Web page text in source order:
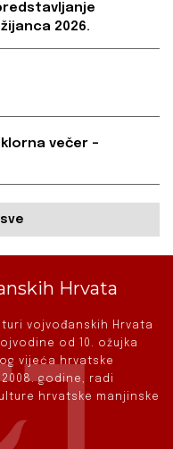
2026.
večer –
Hrvata
vojvođanskih Hrvata
od 10. ožujka
vijeća hrvatske
godine, radi
hrvatske manjinske